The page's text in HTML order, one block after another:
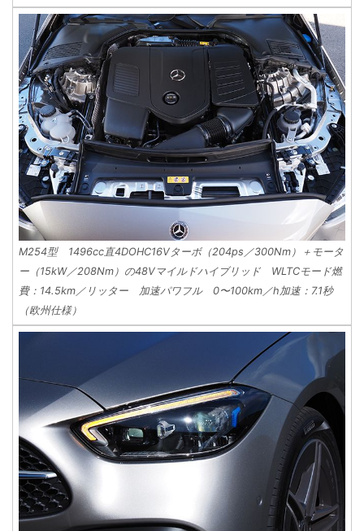
M254型 1496cc直4DOHC16Vターボ（204ps／300Nm）＋モータ
ー（15kW／208Nm）の48Vマイルドハイブリッド WLTCモード燃
費：14.5km／リッター 加速パワフル 0〜100km／h加速：7.1秒
（欧州仕様）